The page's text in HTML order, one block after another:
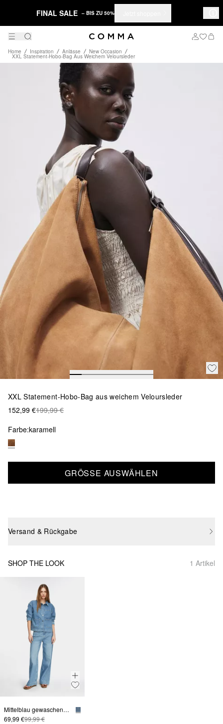
FINAL SALE – BIS ZU 50%
Home Inspiration Anlässe New Occasion
XXL Statement-Hobo-Bag Aus Weichem Veloursleder
XXL Statement-Hobo-Bag aus weichem Veloursleder
152,99 €199,99 €
Farbe:karamell
GRÖSSE AUSWÄHLEN
Versand & Rückgabe
SHOP THE LOOK 1 Artikel
Mittelblau gewaschene Wide-Leg Denim mit tonalem Seiteneinsatz
69,99 €99,99 €